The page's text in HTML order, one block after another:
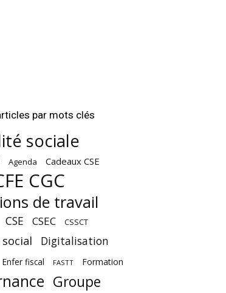
par mots clés
sociale
Agenda Cadeaux CSE
CGC
de travail
CSE CSEC CSSCT
Digitalisation
Enfer fiscal FASTT Formation
Groupe